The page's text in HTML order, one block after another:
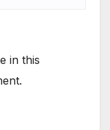
in this